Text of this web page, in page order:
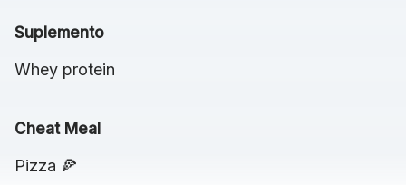
Suplemento
Whey protein
Cheat Meal
Pizza 🍕